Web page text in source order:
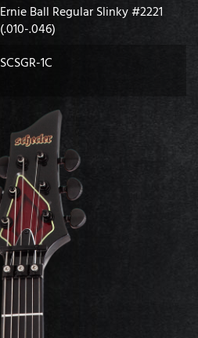
Ernie Ball Regular Slinky #2221
(.010-.046)
SCSGR-1C